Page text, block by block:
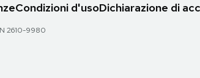
Condizioni d'usoDichiarazione di
2610-9980